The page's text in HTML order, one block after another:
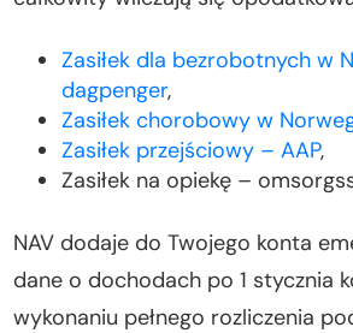
Zasiłek dla bezrobotnych w
dagpenger,
Zasiłek chorobowy w
Zasiłek przejściowy – AAP,
Zasiłek na opiekę –
NAV dodaje do Twojego konta
dane o dochodach po 1 stycznia
wykonaniu pełnego rozliczenia